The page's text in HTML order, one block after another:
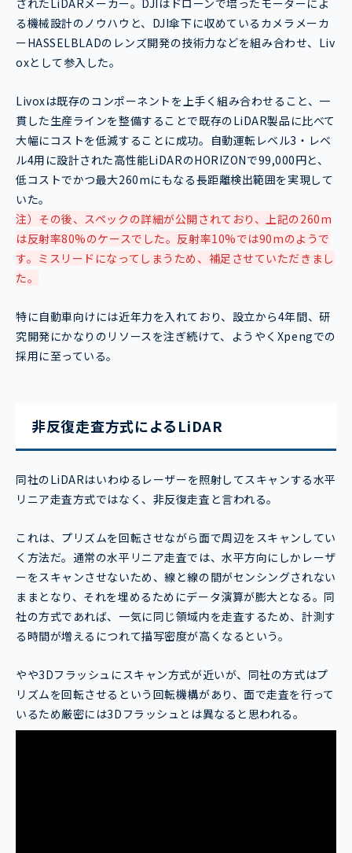
る機械設計のノウハウと、DJI傘下に収めているカメラメーカ
ーHASSELBLADのレンズ開発の技術力などを組み合わせ、Liv
oxとして参入した。
Livoxは既存のコンポーネントを上手く組み合わせること、一
貫した生産ラインを整備することで既存のLiDAR製品に比べて
大幅にコストを低減することに成功。自動運転レベル3・レベ
ル4用に設計された高性能LiDARのHORIZONで99,000円と、
低コストでかつ最大260mにもなる長距離検出範囲を実現して
いた。
注）その後、スペックの詳細が公開されており、上記の260m
は反射率80%のケースでした。反射率10%では90mのようで
す。ミスリードになってしまうため、補足させていただきまし
た。
特に自動車向けには近年力を入れており、設立から4年間、研
究開発にかなりのリソースを注ぎ続けて、ようやくXpengでの
採用に至っている。
非反復走査方式によるLiDAR
同社のLiDARはいわゆるレーザーを照射してスキャンする水平
リニア走査方式ではなく、非反復走査と言われる。
これは、プリズムを回転させながら面で周辺をスキャンしてい
く方法だ。通常の水平リニア走査では、水平方向にしかレーザ
ーをスキャンさせないため、線と線の間がセンシングされない
ままとなり、それを埋めるためにデータ演算が膨大となる。同
社の方式であれば、一気に同じ領域内を走査するため、計測す
る時間が増えるにつれて描写密度が高くなるという。
やや3Dフラッシュにスキャン方式が近いが、同社の方式はプ
リズムを回転させるという回転機構があり、面で走査を行って
いるため厳密には3Dフラッシュとは異なると思われる。